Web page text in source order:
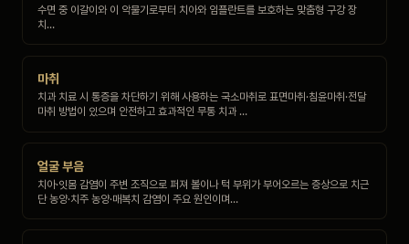
수면 중 이갈이와 이 악물기로부터 치아와 임플란트를 보호하는 맞춤형 구강 장
치…
마취
치과 치료 시 통증을 차단하기 위해 사용하는 국소마취로 표면마취·침윤마취·전달
마취 방법이 있으며 안전하고 효과적인 무통 치과 …
얼굴 부음
치아·잇몸 감염이 주변 조직으로 퍼져 볼이나 턱 부위가 부어오르는 증상으로 치근
단 농양·치주 농양·매복치 감염이 주요 원인이며…